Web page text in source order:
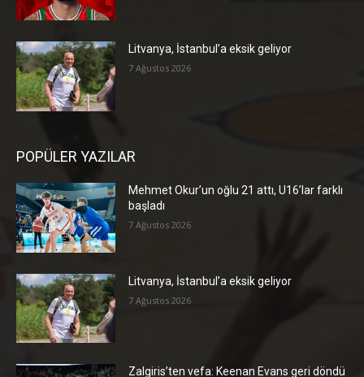
Litvanya, İstanbul’a eksik geliyor
7 Ağustos 2026
POPÜLER YAZILAR
Mehmet Okur’un oğlu 21 attı, U16’lar farklı
başladı
7 Ağustos 2026
Litvanya, İstanbul’a eksik geliyor
7 Ağustos 2026
Zalgiris’ten vefa: Keenan Evans geri döndü